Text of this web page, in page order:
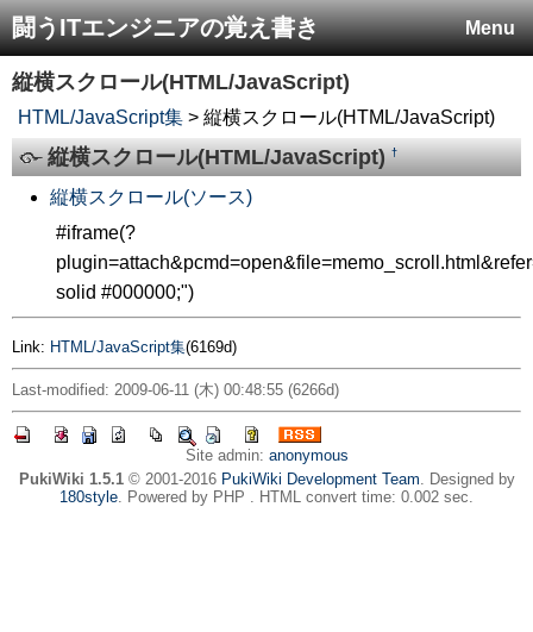
Menu
闘うITエンジニアの覚え書き
縦横スクロール(HTML/JavaScript)
HTML/JavaScript集 > 縦横スクロール(HTML/JavaScript)
縦横スクロール(HTML/JavaScript)†
縦横スクロール(ソース)
#iframe(?
solid #000000;")
Link: HTML/JavaScript集(6169d)
Last-modified: 2009-06-11 (木) 00:48:55 (6266d)
Site admin: anonymous
PukiWiki 1.5.1© 2001-2016 PukiWiki Development Team. Designed by
180style. Powered by PHP . HTML convert time: 0.002 sec.